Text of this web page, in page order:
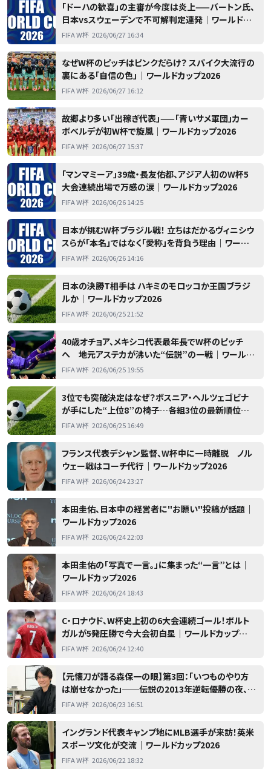
「ドーハの歓喜」の主審が今度は炎上——バートン氏、
日本vsスウェーデンで不可解判定連発｜ワールドカ
ップ2026
FIFA W杯 2026/06/27 16:34
なぜW杯のピッチはピンクだらけ？ スパイク大流行の
裏にある「自信の色」｜ワールドカップ2026
FIFA W杯 2026/06/27 16:12
故郷より多い「出稼ぎ代表」——「青いサメ軍団」カー
ボベルデが初W杯で旋風｜ワールドカップ2026
FIFA W杯 2026/06/27 15:37
「マンマミーア」39歳・長友佑都、アジア人初のW杯5
大会連続出場で万感の涙｜ワールドカップ2026
FIFA W杯 2026/06/26 14:25
日本が挑むW杯ブラジル戦！ 立ちはだかるヴィニシウ
スらが「本名」ではなく「愛称」を背負う理由｜ワールド
カップ2026
FIFA W杯 2026/06/26 14:16
日本の決勝T相手は ハキミのモロッコか王国ブラジ
ルか｜ワールドカップ2026
FIFA W杯 2026/06/25 21:52
40歳オチョア、メキシコ代表最年長でW杯のピッチ
へ 地元アステカが沸いた“伝説”の一戦｜ワールド
カップ2026
FIFA W杯 2026/06/25 19:55
3位でも突破決定はなぜ？ボスニア・ヘルツェゴビナ
が手にした“上位8”の椅子…各組3位の最新順位は
｜ワールドカップ2026
FIFA W杯 2026/06/25 16:49
フランス代表デシャン監督、W杯中に一時離脱 ノル
ウェー戦はコーチ代行｜ワールドカップ2026
FIFA W杯 2026/06/24 23:27
本田圭佑、日本中の経営者に"お願い"投稿が話題｜
ワールドカップ2026
FIFA W杯 2026/06/24 22:03
本田圭佑の「写真で一言。」に集まった“一言”とは｜
ワールドカップ2026
FIFA W杯 2026/06/24 18:43
C・ロナウド、W杯史上初の6大会連続ゴール！ポルト
ガルが5発圧勝で今大会初白星｜ワールドカップ
2026
FIFA W杯 2026/06/24 12:40
【元懐刀が語る森保一の眼】第3回：「いつものやり方
は崩せなかった」──伝説の2013年逆転優勝の夜、元
分析官にかかってきた1本の電話｜ワールドカップ
FIFA W杯 2026/06/23 16:51
イングランド代表キャンプ地にMLB選手が来訪！英米
スポーツ文化が交流｜ワールドカップ2026
FIFA W杯 2026/06/22 18:32